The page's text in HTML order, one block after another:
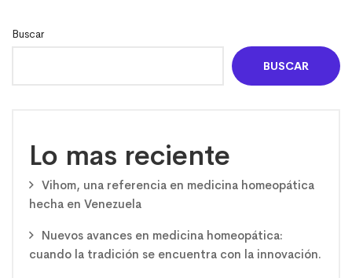
Buscar
BUSCAR
Lo mas reciente
Vihom, una referencia en medicina homeopática
hecha en Venezuela
Nuevos avances en medicina homeopática:
cuando la tradición se encuentra con la innovación.